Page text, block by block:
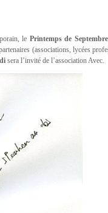
le Printemps de Septembre
(associations, lycées
sera l’invité de l’association Avec.